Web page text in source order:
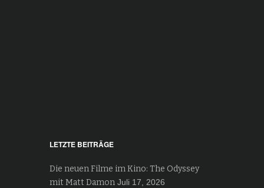
LETZTE BEITRÄGE
Die neuen Filme im Kino: The Odyssey
mit Matt Damon Juli 17, 2026